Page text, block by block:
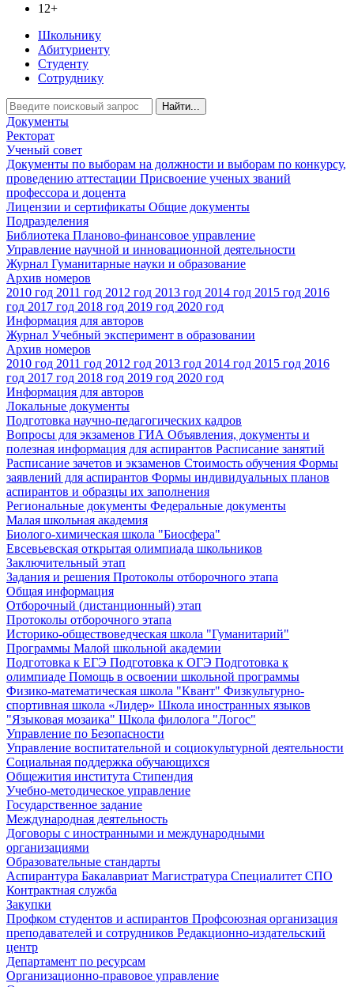
12+
Школьнику
Абитуриенту
Студенту
Сотруднику
Найти...
Документы
Ректорат
Ученый совет
Документы по выборам на должности и выборам по конкурсу,
проведению аттестации Присвоение ученых званий
профессора и доцента
Лицензии и сертификаты Общие документы
Подразделения
Библиотека Планово-финансовое управление
Управление научной и инновационной деятельности
Журнал Гуманитарные науки и образование
Архив номеров
2010 год 2011 год 2012 год 2013 год 2014 год 2015 год 2016
год 2017 год 2018 год 2019 год 2020 год
Информация для авторов
Журнал Учебный эксперимент в образовании
Архив номеров
2010 год 2011 год 2012 год 2013 год 2014 год 2015 год 2016
год 2017 год 2018 год 2019 год 2020 год
Информация для авторов
Локальные документы
Подготовка научно-педагогических кадров
Вопросы для экзаменов ГИА Объявления, документы и
полезная информация для аспирантов Расписание занятий
Расписание зачетов и экзаменов Стоимость обучения Формы
заявлений для аспирантов Формы индивидуальных планов
аспирантов и образцы их заполнения
Региональные документы Федеральные документы
Малая школьная академия
Биолого-химическая школа "Биосфера"
Евсевьевская открытая олимпиада школьников
Заключительный этап
Задания и решения Протоколы отборочного этапа
Общая информация
Отборочный (дистанционный) этап
Протоколы отборочного этапа
Историко-обществоведческая школа "Гуманитарий"
Программы Малой школьной академии
Подготовка к ЕГЭ Подготовка к ОГЭ Подготовка к
олимпиаде Помощь в освоении школьной программы
Физико-математическая школа "Квант" Физкультурно-
спортивная школа «Лидер» Школа иностранных языков
"Языковая мозаика" Школа филолога "Логос"
Управление по Безопасности
Управление воспитательной и социокультурной деятельности
Социальная поддержка обучающихся
Общежития института Стипендия
Учебно-методическое управление
Государственное задание
Международная деятельность
Договоры с иностранными и международными
организациями
Образовательные стандарты
Аспирантура Бакалавриат Магистратура Специалитет СПО
Контрактная служба
Закупки
Профком студентов и аспирантов Профсоюзная организация
преподавателей и сотрудников Редакционно-издательский
центр
Департамент по ресурсам
Организационно-правовое управление